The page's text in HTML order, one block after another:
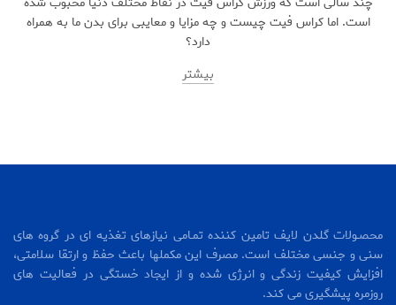
است. اما کراس فیت چیست و چه مزایا و معایبی برای بدن ما به همراه
دارد؟
بیشتر
محصـولات گلدن لایف تامین کننده تمـامی نیازهای تغذیه ای در گروه های
سنی و جنسی مختلف است. مصرف این مکملها باعث حفظ و ارتقا سلامتی،
افزایش کیفیت زندگی و انرژی شده و از ایجاد خستگی در فعالیت های
روزمره پیشگیری می کند.